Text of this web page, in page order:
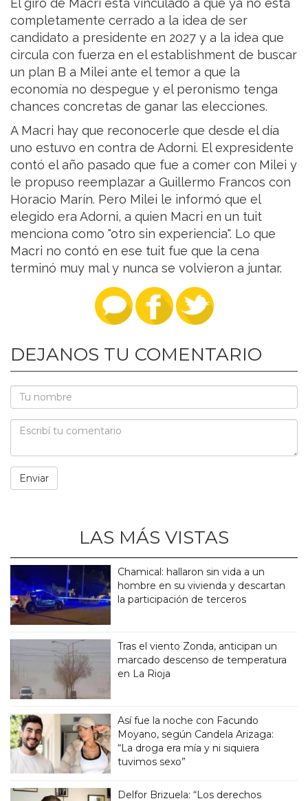
completamente cerrado a la idea de ser
candidato a presidente en 2027 y a la idea que
circula con fuerza en el establishment de buscar
un plan B a Milei ante el temor a que la
economía no despegue y el peronismo tenga
chances concretas de ganar las elecciones.
A Macri hay que reconocerle que desde el día
uno estuvo en contra de Adorni. El expresidente
contó el año pasado que fue a comer con Milei y
le propuso reemplazar a Guillermo Francos con
Horacio Marín. Pero Milei le informó que el
elegido era Adorni, a quien Macri en un tuit
menciona como "otro sin experiencia". Lo que
Macri no contó en ese tuit fue que la cena
terminó muy mal y nunca se volvieron a juntar.
DEJANOS TU COMENTARIO
LAS MÁS VISTAS
Chamical: hallaron sin vida a un
hombre en su vivienda y descartan
la participación de terceros
Tras el viento Zonda, anticipan un
marcado descenso de temperatura
en La Rioja
Así fue la noche con Facundo
Moyano, según Candela Arizaga:
“La droga era mía y ni siquiera
tuvimos sexo”
Delfor Brizuela: “Los derechos